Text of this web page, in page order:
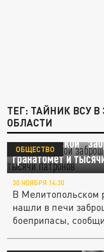
ТЕГ: ТАЙНИК ВСУ
ОБЛАСТИ
В запорожской
гранатомет и
ОБЩЕСТВО
30 НОЯБРЯ 14:30
В Мелитопольском
нашли в печи
боеприпасы,